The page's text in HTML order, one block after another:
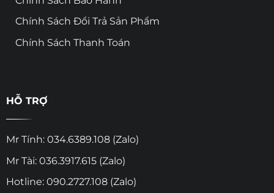
Chính Sách Đổi Trả Sản Phẩm
Chính Sách Thanh Toán
HỖ TRỢ
Mr Tính: 034.6389.108 (Zalo)
Mr Tài: 036.3917.615 (Zalo)
Hotline: 090.2727.108 (Zalo)